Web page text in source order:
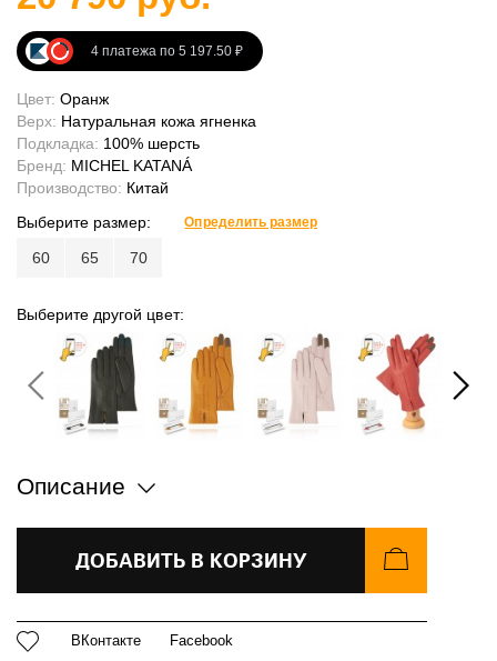
4 платежа по 5 197.50 ₽
Цвет: Оранж
Верх: Натуральная кожа ягненка
Подкладка: 100% шерсть
Бренд: MICHEL KATANÁ
Производство: Китай
Выберите размер:
Определить размер
60 65 70
Выберите другой цвет:
Описание
ДОБАВИТЬ В КОРЗИНУ
ВКонтакте Facebook